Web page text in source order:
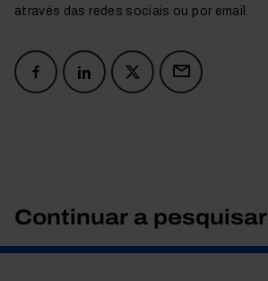
através das redes sociais ou por email.
Continuar a pesquisar